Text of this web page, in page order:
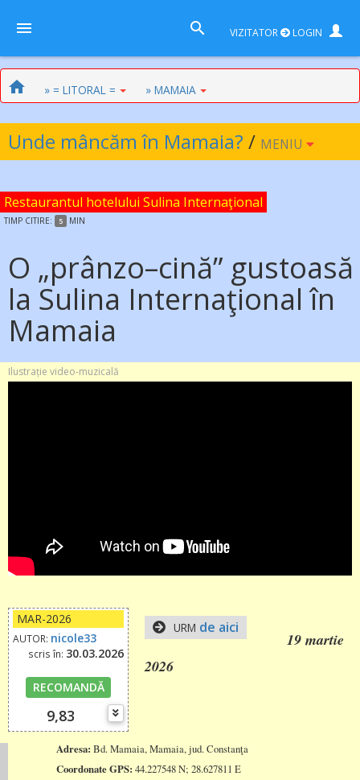
VIZITATOR LOGIN
» = LITORAL = » MAMAIA
Unde mâncăm în Mamaia? / MENIU
Restaurantul hotelului Sulina Internaţional
TIMP CITIRE: 5 MIN
O „prânzo–cină” gustoasă
la Sulina Internaţional în
Mamaia
Ilustrație video-muzicală
MAR-2026
AUTOR: nicole33
scris în: 30.03.2026
RECOMANDĂ
9,83
URM de aici
19 martie
2026
Adresa: Bd. Mamaia, Mamaia, jud. Constanţa
Coordonate GPS: 44.227548 N; 28.627811 E